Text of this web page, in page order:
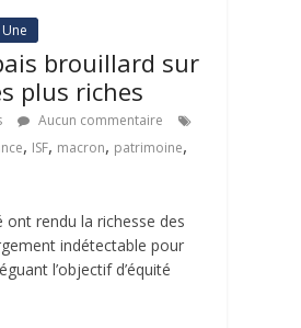
Une
brouillard sur
plus riches
Aucun commentaire
, ISF, macron, patrimoine,
ont rendu la richesse des
indétectable pour
l’objectif d’équité